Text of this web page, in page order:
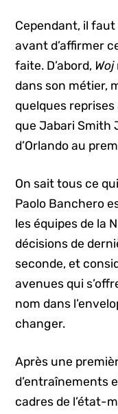
Cependant, il
avant d’affirmer
faite. D’abord, Woj
dans son métier,
quelques
que Jabari Smith
d’Orlando au
On sait tous ce
Paolo Banchero
les équipes de la
décisions de
seconde, et
avenues qui
nom dans
changer.
Après une
d’entraînements
cadres de l’état-